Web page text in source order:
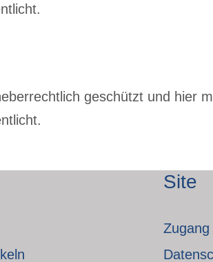
geschützt und hier
Site
Zugang